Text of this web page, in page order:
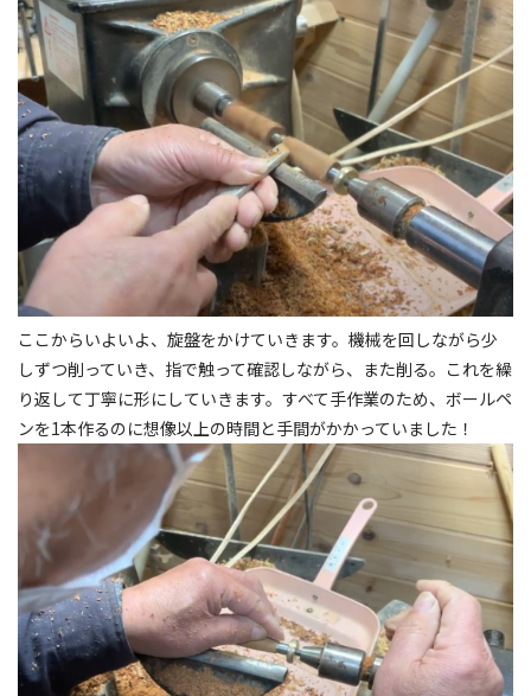
ここからいよいよ、旋盤をかけていきます。機械を回しながら少
しずつ削っていき、指で触って確認しながら、また削る。これを繰
り返して丁寧に形にしていきます。すべて手作業のため、ボールペ
ンを1本作るのに想像以上の時間と手間がかかっていました！